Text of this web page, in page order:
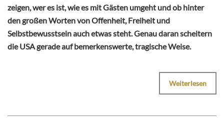
zeigen, wer es ist, wie es mit Gästen umgeht und ob hinter
den großen Worten von Offenheit, Freiheit und
Selbstbewusstsein auch etwas steht. Genau daran scheitern
die USA gerade auf bemerkenswerte, tragische Weise.
Weiterlesen